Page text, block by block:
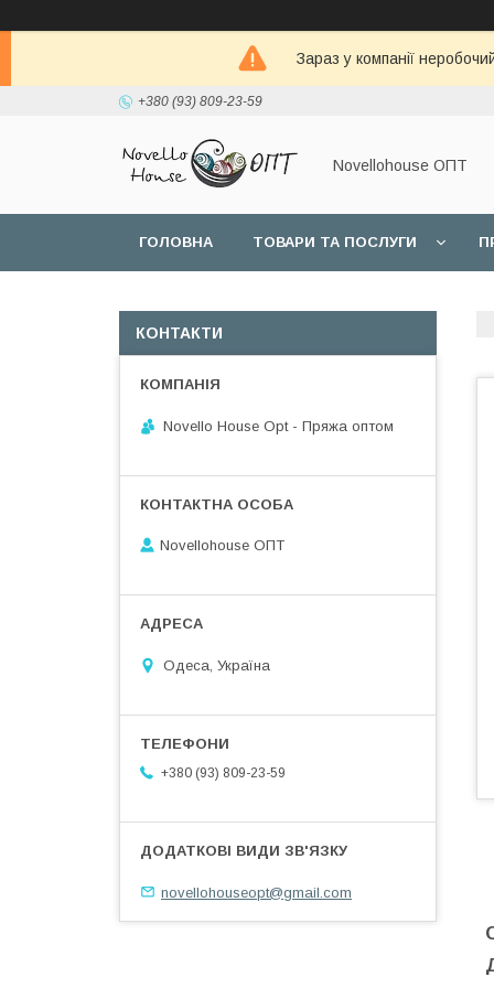
Зараз у компанії
+380 (93) 809-23-59
Novellohouse ОПТ
ГОЛОВНА ТОВАРИ ТА ПОСЛУГИ
КОНТАКТИ
Novello House Opt - Пряжа оптом
Novellohouse ОПТ
Одеса, Україна
+380 (93) 809-23-59
novellohouseopt@gmail.com